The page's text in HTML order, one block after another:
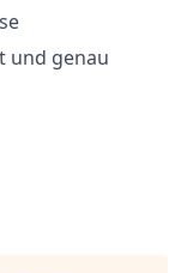
und genau